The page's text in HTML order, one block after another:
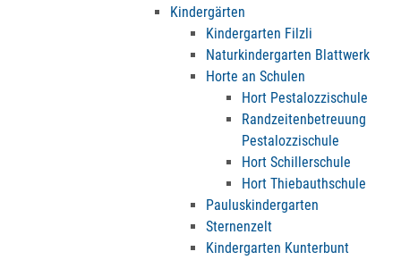
Kindergärten
Kindergarten Filzli
Naturkindergarten Blattwerk
Horte an Schulen
Hort Pestalozzischule
Randzeitenbetreuung
Pestalozzischule
Hort Schillerschule
Hort Thiebauthschule
Pauluskindergarten
Sternenzelt
Kindergarten Kunterbunt